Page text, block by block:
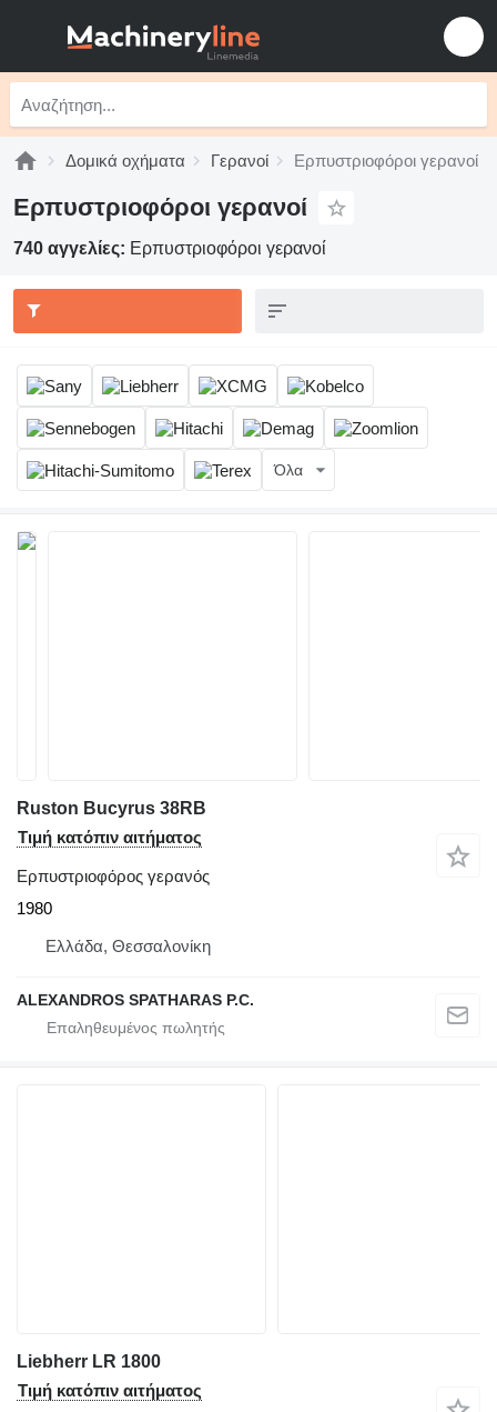
Δομικά οχήματα Γερανοί Ερπυστριοφόροι γερανοί
Ερπυστριοφόροι γερανοί
740 αγγελίες: Ερπυστριοφόροι γερανοί
Όλα
Ruston Bucyrus 38RB
Τιμή κατόπιν αιτήματος
Ερπυστριοφόρος γερανός
1980
Ελλάδα, Θεσσαλονίκη
ALEXANDROS SPATHARAS P.C.
Liebherr LR 1800
Τιμή κατόπιν αιτήματος